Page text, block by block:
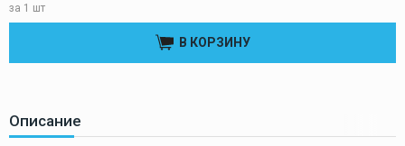
за 1 шт
В КОРЗИНУ
Описание